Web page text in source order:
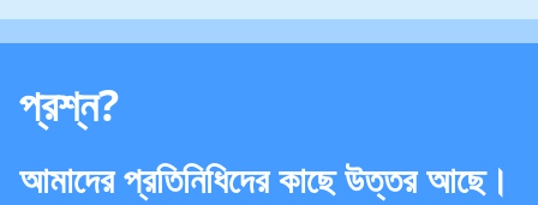
প্রশ্ন?
আমাদের প্রতিনিধিদের কাছে উত্তর আছে।